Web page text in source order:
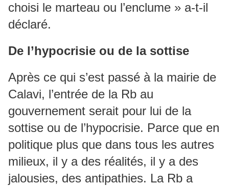
choisi le marteau ou l’enclume » a-t-il
déclaré.
De l’hypocrisie ou de la sottise
Après ce qui s’est passé à la mairie de
Calavi, l’entrée de la Rb au
gouvernement serait pour lui de la
sottise ou de l’hypocrisie. Parce que en
politique plus que dans tous les autres
milieux, il y a des réalités, il y a des
jalousies, des antipathies. La Rb a